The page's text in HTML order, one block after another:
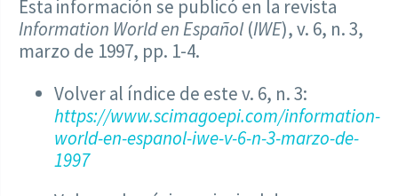
Esta información se publicó en la revista
Information World en Español (IWE), v. 6, n. 3,
marzo de 1997, pp. 1-4.
Volver al índice de este v. 6, n. 3:
https://www.scimagoepi.com/information-
world-en-espanol-iwe-v-6-n-3-marzo-de-
1997